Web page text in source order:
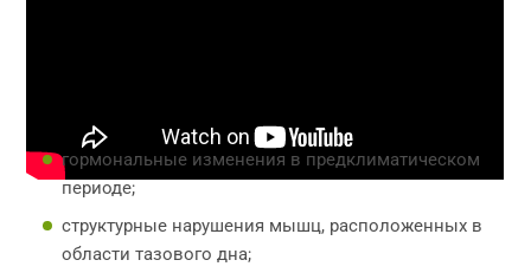
гормональные изменения в предклиматическом
периоде;
структурные нарушения мышц, расположенных в
области тазового дна;